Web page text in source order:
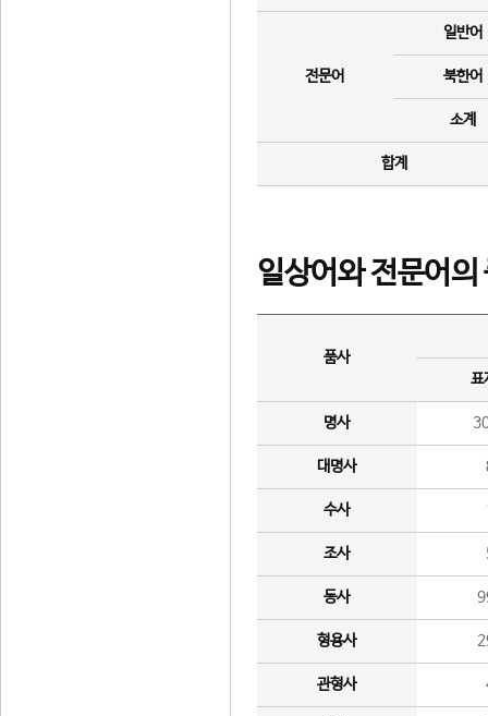
전문어
일반어
북한어
소계
합계
일상어와 전문어의
품사
표
명사
대명사
수사
조사
동사
형용사
관형사